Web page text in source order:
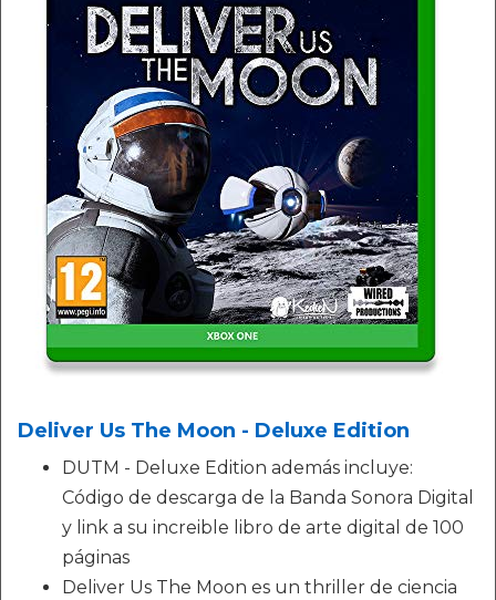
Deliver Us The Moon - Deluxe Edition
DUTM - Deluxe Edition además incluye:
Código de descarga de la Banda Sonora Digital
y link a su increible libro de arte digital de 100
páginas
Deliver Us The Moon es un thriller de ciencia